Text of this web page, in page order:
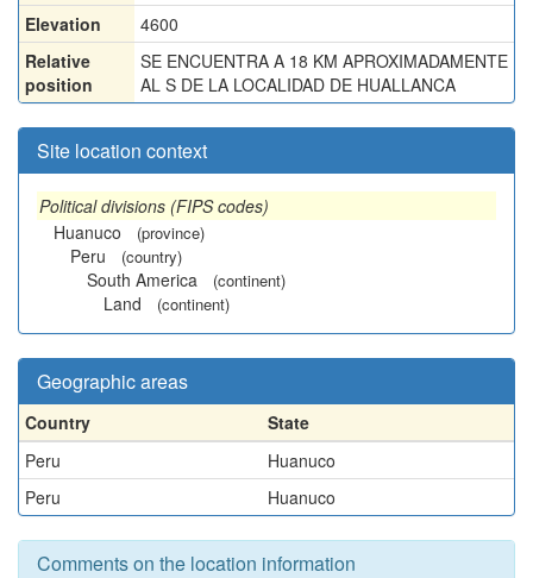
Elevation
4600
Relative
position
SE ENCUENTRA A 18 KM APROXIMADAMENTE
AL S DE LA LOCALIDAD DE HUALLANCA
Site location context
Political divisions (FIPS codes)
Huanuco
(province)
Peru (country)
South America (continent)
Land (continent)
Geographic areas
Country
State
Peru
Huanuco
Peru
Huanuco
Comments on the location information